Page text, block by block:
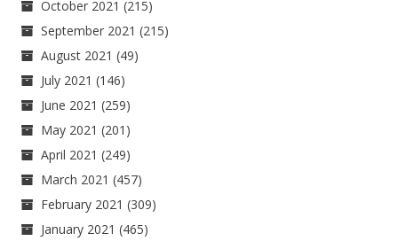
October 2021 (215)
September 2021 (215)
August 2021 (49)
July 2021 (146)
June 2021 (259)
May 2021 (201)
April 2021 (249)
March 2021 (457)
February 2021 (309)
January 2021 (465)